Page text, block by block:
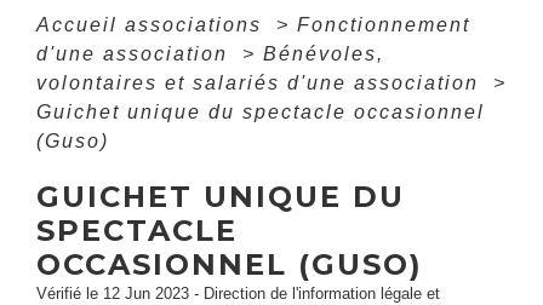
Accueil associations > Fonctionnement
d'une association
> Bénévoles,
volontaires et salariés d'une association
>
Guichet unique du spectacle occasionnel
(Guso)
GUICHET UNIQUE DU
SPECTACLE
OCCASIONNEL (GUSO)
Vérifié le 12 Jun 2023 - Direction de l'information légale et